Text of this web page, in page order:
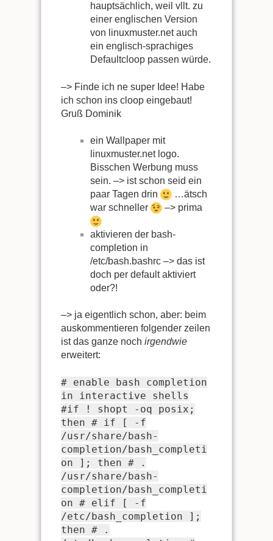
hauptsächlich, weil vllt. zu
einer englischen Version
von linuxmuster.net auch
ein englisch-sprachiges
Defaultcloop passen würde.
–> Finde ich ne super Idee! Habe
ich schon ins cloop eingebaut!
Gruß Dominik
ein Wallpaper mit
linuxmuster.net logo.
Bisschen Werbung muss
sein. –> ist schon seid ein
paar Tagen drin
…ätsch
war schneller
–> prima
aktivieren der bash-
completion in
/etc/bash.bashrc –> das ist
doch per default aktiviert
oder?!
–> ja eigentlich schon, aber: beim
auskommentieren folgender zeilen
ist das ganze nochirgendwie
erweitert:
# enable bash completion
in interactive shells
#if ! shopt -oq posix;
then # if [ -f
/usr/share/bash-
completion/bash_completi
on ]; then # .
/usr/share/bash-
completion/bash_completi
on # elif [ -f
/etc/bash_completion ];
then # .